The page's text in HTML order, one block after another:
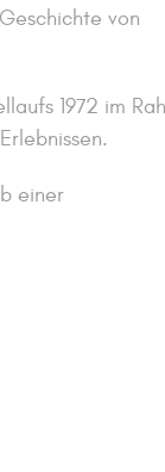
von
1972 im
einer